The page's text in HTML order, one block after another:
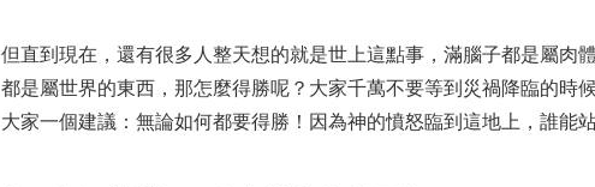
但直到現在，還有很多人整天想的就是世上這點事，滿腦子都是屬肉
都是屬世界的東西，那怎麼得勝呢？大家千萬不要等到災禍降臨的時
大家一個建議：無論如何都要得勝！因為神的憤怒臨到這地上，誰能